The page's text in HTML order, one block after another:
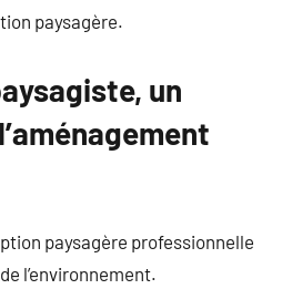
paysagère.
un
paysagère professionnelle
l’environnement.